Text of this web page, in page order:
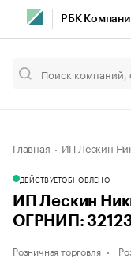
РБК
Главная ИП Лескин
ДЕЙСТВУЕТОБНОВЛЕНО
ИП Лескин
ОГРНИП:
Розничная торговля